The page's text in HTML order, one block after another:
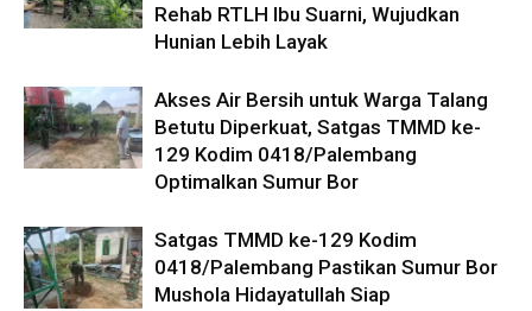
Rehab RTLH Ibu Suarni, Wujudkan
Hunian Lebih Layak
Akses Air Bersih untuk Warga Talang
Betutu Diperkuat, Satgas TMMD ke-
129 Kodim 0418/Palembang
Optimalkan Sumur Bor
Satgas TMMD ke-129 Kodim
0418/Palembang Pastikan Sumur Bor
Mushola Hidayatullah Siap